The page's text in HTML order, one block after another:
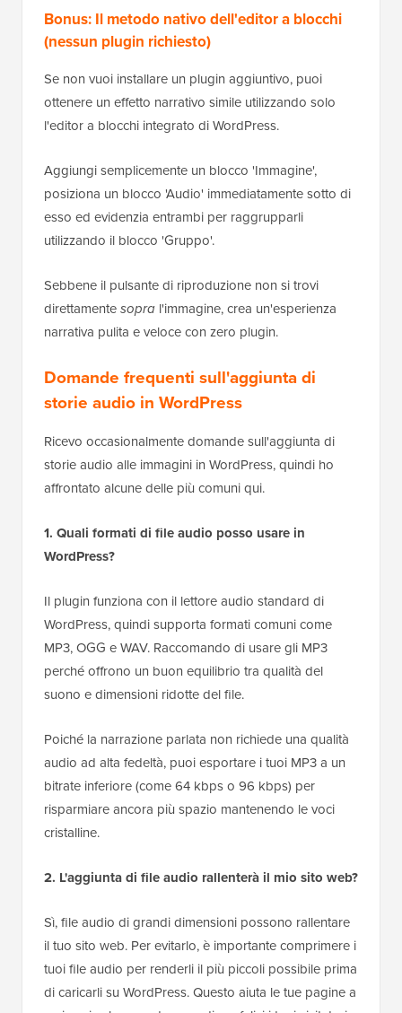
Bonus: Il metodo nativo dell'editor a blocchi
(nessun plugin richiesto)
Se non vuoi installare un plugin aggiuntivo, puoi
ottenere un effetto narrativo simile utilizzando solo
l'editor a blocchi integrato di WordPress.
Aggiungi semplicemente un blocco 'Immagine',
posiziona un blocco 'Audio' immediatamente sotto di
esso ed evidenzia entrambi per raggrupparli
utilizzando il blocco 'Gruppo'.
Sebbene il pulsante di riproduzione non si trovi
direttamentesopra l'immagine, crea un'esperienza
narrativa pulita e veloce con zero plugin.
Domande frequenti sull'aggiunta di
storie audio in WordPress
Ricevo occasionalmente domande sull'aggiunta di
storie audio alle immagini in WordPress, quindi ho
affrontato alcune delle più comuni qui.
1. Quali formati di file audio posso usare in
WordPress?
Il plugin funziona con il lettore audio standard di
WordPress, quindi supporta formati comuni come
MP3, OGG e WAV. Raccomando di usare gli MP3
perché offrono un buon equilibrio tra qualità del
suono e dimensioni ridotte del file.
Poiché la narrazione parlata non richiede una qualità
audio ad alta fedeltà, puoi esportare i tuoi MP3 a un
bitrate inferiore (come 64 kbps o 96 kbps) per
risparmiare ancora più spazio mantenendo le voci
cristalline.
2. L'aggiunta di file audio rallenterà il mio sito web?
Sì, file audio di grandi dimensioni possono rallentare
il tuo sito web. Per evitarlo, è importante comprimere i
tuoi file audio per renderli il più piccoli possibile prima
di caricarli su WordPress. Questo aiuta le tue pagine a